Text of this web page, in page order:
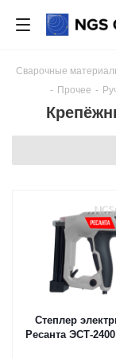
Сварочные
- Прочее -
Степлер
Ресанта ЭСТ-